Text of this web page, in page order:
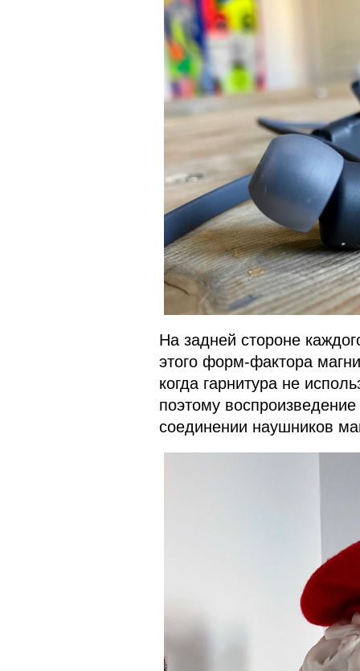
На задней стороне
этого форм-фактора
когда гарнитура не
поэтому
соединении наушников